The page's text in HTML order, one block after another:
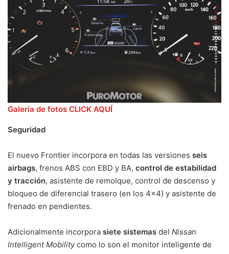
Galería de fotos CLICK AQUÍ
Seguridad
El nuevo Frontier incorpora en todas las versiones seis
airbags, frenos ABS con EBD y BA, control de estabilidad
y tracción, asistente de remolque, control de descenso y
bloqueo de diferencial trasero (en los 4×4) y asistente de
frenado en pendientes.
Adicionalmente incorpora siete sistemas del Nissan
Intelligent Mobilitycomo lo son el monitor inteligente de